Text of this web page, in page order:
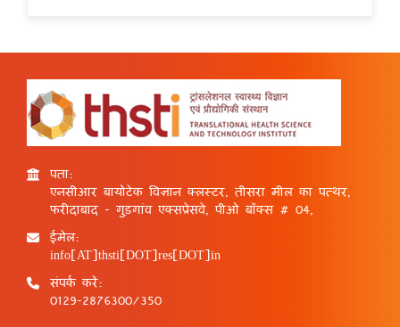
पता:
एनसीआर बायोटेक विज्ञान क्लस्टर, तीसरा मील का पत्थर,
फरीदाबाद - गुड़गांव एक्सप्रेसवे, पीओ बॉक्स # 04,
ईमेल:
info[AT]thsti[DOT]res[DOT]in
संपर्क करें:
0129-2876300/350